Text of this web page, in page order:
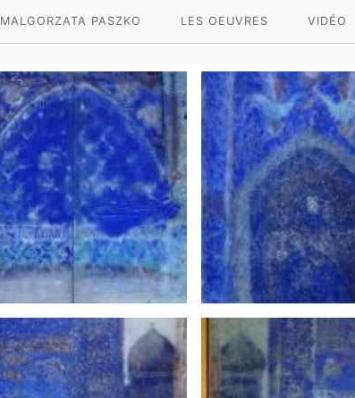
MALGORZATA PASZKO LES OEUVRES VIDÉO